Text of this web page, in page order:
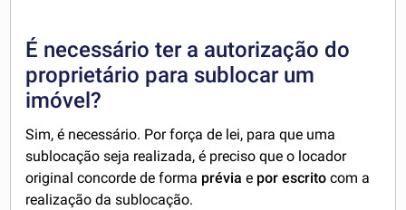
É necessário ter a autorização do
proprietário para sublocar um
imóvel?
Sim, é necessário. Por força de lei, para que uma
sublocação seja realizada, é preciso que o locador
original concorde de forma prévia e por escrito com a
realização da sublocação.